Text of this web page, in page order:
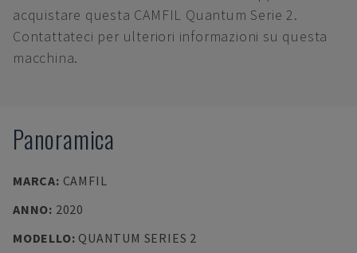
acquistare questa CAMFIL Quantum Serie 2.
Contattateci per ulteriori informazioni su questa
macchina.
Panoramica
MARCA: CAMFIL
ANNO: 2020
MODELLO: QUANTUM SERIES 2